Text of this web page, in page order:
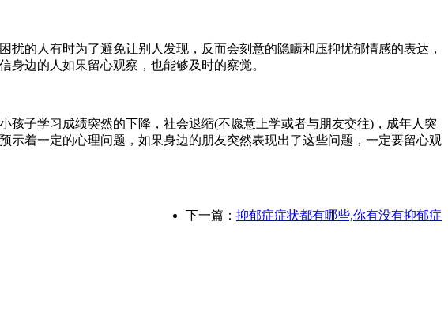
的人有时为了避免让别人发现，反而会刻意的隐瞒和压抑忧郁情感的表达，
边的人如果留心观察，也能够及时的察觉。
子学习成绩突然的下降，社会退缩(不愿意上学或者与朋友交往)，成年人突
着一定的心理问题，如果身边的朋友突然表现出了这些问题，一定要留心观
下一篇： 抑郁症症状都有哪些,你有没有抑郁症